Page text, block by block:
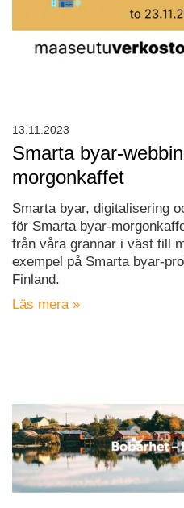
Smarta byar-
morgonkaffet
Smarta byar, digitalisering
för Smarta byar-
från våra grannar i väst till
exempel på Smarta byar-
Finland.
Läs mera »
13.11.2023